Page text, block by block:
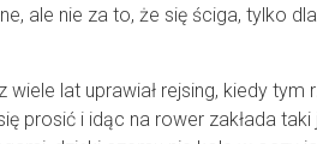
ale nie za to, że się ściga, tylko
lat uprawiał rejsing, kiedy tym
prosić i idąc na rower zakłada taki